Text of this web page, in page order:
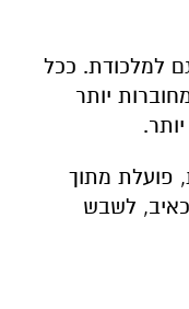
למלכודת. ככל
יותר
פועלת מתוך
לשבש